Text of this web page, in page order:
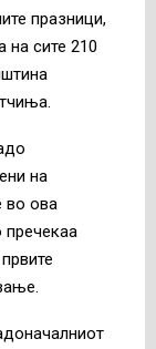
празници,
сите 210
на
во ова
пречекаа